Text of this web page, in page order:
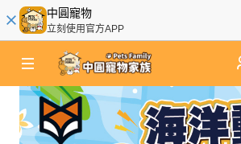
中圓寵物
立刻使用官方APP